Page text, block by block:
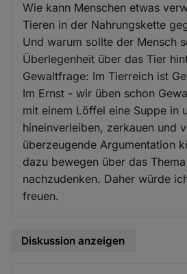
Wie kann Menschen etwas
Tieren in der Nahrungskette
Und warum sollte der Mensch
Überlegenheit über das Tier
Gewaltfrage: Im Tierreich ist
Im Ernst - wir üben schon
mit einem Löffel eine Suppe in
hineinverleiben, zerkauen und
überzeugende Argumentation
dazu bewegen über das
nachzudenken. Daher würde
freuen.
Diskussion anzeigen